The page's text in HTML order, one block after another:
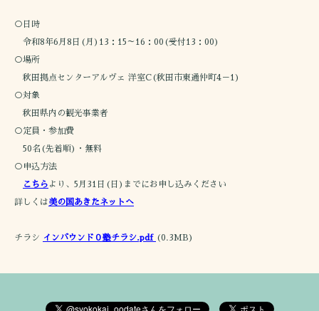
○日時
令和8年6月8日(月)13：15～16：00(受付13：00)
○場所
秋田拠点センターアルヴェ 洋室C(秋田市東通仲町4－1)
○対象
秋田県内の観光事業者
○定員・参加費
50名(先着順)・無料
○申込方法
こちら より、5月31日(日)までにお申し込みください
詳しくは美の国あきたネットへ
チラシ インバウンド０塾チラシ.pdf (0.3MB)